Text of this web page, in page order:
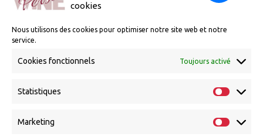
cookies
Nous utilisons des cookies pour optimiser notre site web et notre
service.
Cookies fonctionnels Toujours activé
Statistiques
Marketing
L’abus d’alcool est dangereux pour la santé, à consommer avec